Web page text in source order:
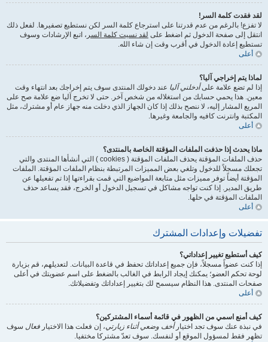
لقد فقدت كلمة السر!
لا تفزع! بالرغم من عدم قدرتنا على استرجاع كلمة السر لكن نستطيع تصفيرها. لفعل ذلك
انتقل إلى صفحة الدخول ثم اضغط على لقد نسيت كلمة السر ، اتبع الإرشادات وسوف
تستطيع إعادة الدخول في أقرب وقت إن شاء الله.
أعلى
لماذا يتم إخراجي آليا؟
إذا لم تضع علامة علىأدخلني آليا عند دخولك المنتدى سوف يتم إخراجك بعد انتهاء وقت
معين. هذا يحمي حسابك من استغلاله من شخص آخر. حتى لا تخرج آليا ضع علامة صح على
المربع المشار إليه، لا ننصح بذلك إذا كان الجهاز الذي دخلت منه جهاز عام أو مشترك، مثل
المكتبة وانترنت كافيه والجامعة وغيرها.
أعلى
ماذا يحدث إذا حذفت الملفات المؤقتة الخاصة بالمنتدى؟
حذف الملفات المؤقتة يحذف الملفات المؤقتة ( cookies ) التي أنشأها المنتدى والتي
تجعلك مسجلاً للدخول وتلغي بعض المميزات المرتبطة بنظام الملفات المؤقتة. الملفات
المؤقتة أيضاً توفر مميزات مثل متابعة المواضيع التي قمت بقراءتها إذا تم تفعيلها عن
طريق المدير. إذا كنت تواجه مشاكل في تسجيل الدخول أو الخرج، فقد يساعد حذف
الملفات المؤقتة في حلها.
أعلى
تفضيلات وإعدادات المشترك
كيف أستطيع تغيير إعداداتي؟
إذا كنت عضواً مسجلاً، فإن جميع إعداداتك تحفظ في قاعدة البيانات. لتعديلهم، قم بزيارة
لوحة تحكم العضو؛ يمكنك إيجاد الرابط في الغالب بالضغط على اسم عضويتك في أعلى
صفحات المنتدى. هذا النظام سيسمح لك بتغيير إعداداتك وتفضيلاتك.
أعلى
كيف أمنع اسمي من الظهور في قائمة أسماء المشتركين؟
في نبذة عنك سوف تجد اختيارأخف وضعي أثناء زيارتي، إن فعلت هذا الاختيار فعال سوف
تظهر فقط لمسؤول الموقع أو لنفسك. سوف تعدّ مشتركا مختفيا.